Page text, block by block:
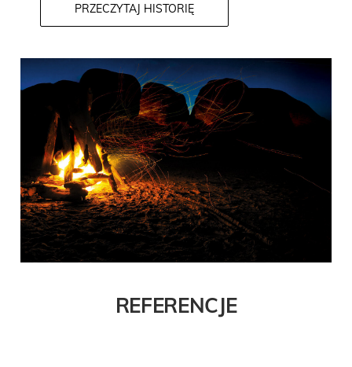
PRZECZYTAJ HISTORIĘ
REFERENCJE